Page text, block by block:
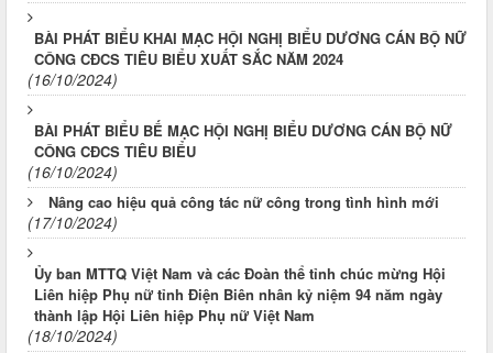
BÀI PHÁT BIỂU KHAI MẠC HỘI NGHỊ BIỂU DƯƠNG CÁN BỘ NỮ
CÔNG CĐCS TIÊU BIỂU XUẤT SẮC NĂM 2024
(16/10/2024)
BÀI PHÁT BIỂU BẾ MẠC HỘI NGHỊ BIỂU DƯƠNG CÁN BỘ NỮ
CÔNG CĐCS TIÊU BIỂU
(16/10/2024)
Nâng cao hiệu quả công tác nữ công trong tình hình mới
(17/10/2024)
Ủy ban MTTQ Việt Nam và các Đoàn thể tỉnh chúc mừng Hội
Liên hiệp Phụ nữ tỉnh Điện Biên nhân kỷ niệm 94 năm ngày
thành lập Hội Liên hiệp Phụ nữ Việt Nam
(18/10/2024)